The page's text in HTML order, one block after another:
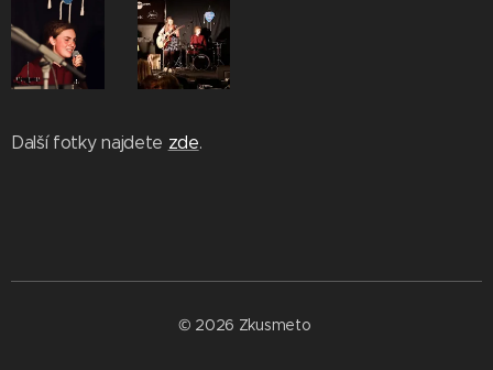
Další fotky najdete zde.
© 2026 Zkusmeto